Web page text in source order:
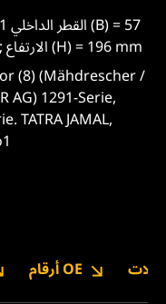
mm; القطر الداخلي 2 (C) = 57 mm; الارتفاع (H) = 196 mm
AG) 1291-Serie,
TATRA JAMAL,
أرقام OE